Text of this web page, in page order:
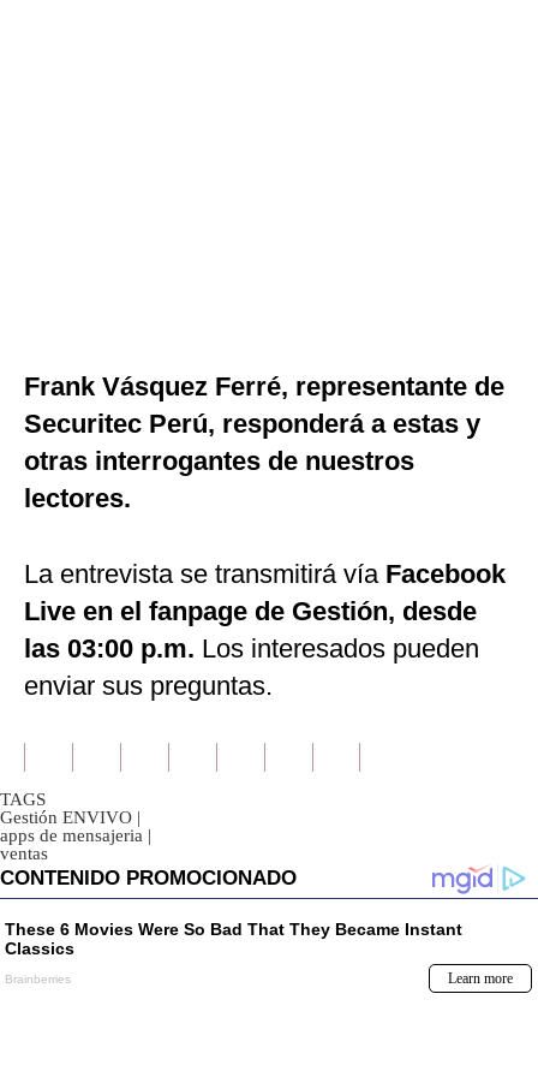
Frank Vásquez Ferré, representante de
Securitec Perú, responderá a estas y
otras interrogantes de nuestros
lectores.
La entrevista se transmitirá víaFacebook
Live en el fanpage de Gestión, desde
las 03:00 p.m. Los interesados pueden
enviar sus preguntas.
TAGS
Gestión ENVIVO |
apps de mensajeria |
ventas